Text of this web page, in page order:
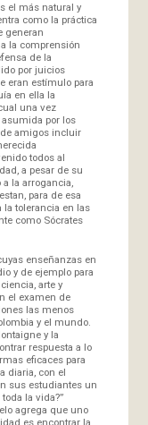
el más natural y
como la práctica
generan
la comprensión
de la
por juicios
eran estímulo para
en ella la
una vez
por los
amigos incluir
todos al
a pesar de su
la arrogancia,
para de esa
la tolerancia en las
como Sócrates
enseñanzas en
y de ejemplo para
arte y
el examen de
las menos
y el mundo.
y la
respuesta a lo
eficaces para
diaria, con el
sus estudiantes un
la vida?”
agrega que uno